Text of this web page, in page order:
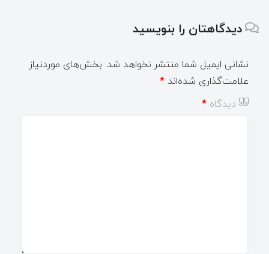
دیدگاهتان را بنویسید
نشانی ایمیل شما منتشر نخواهد شد. بخش‌های موردنیاز
علامت‌گذاری شده‌اند *
دیدگاه *